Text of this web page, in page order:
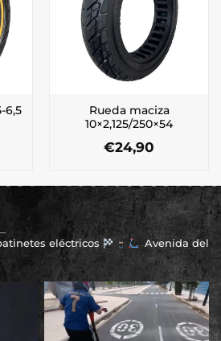
6,5
Rueda maciza
10×2,125/250×54
€24,90
eléctricos
Avenida del